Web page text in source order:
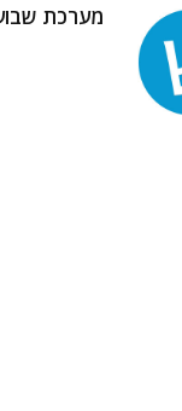
מערכת